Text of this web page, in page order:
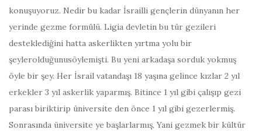
konuşuyoruz. Nedir bu kadar İsrailli gençlerin dünyanın her
yerinde gezme formülü. Ligia devletin bu tür gezileri
desteklediğini hatta askerlikten yırtma yolu bir
şeylerolduğunusöylemişti. Bu yeni arkadaşa sorduk yokmuş
öyle bir şey. Her İsrail vatandaşı 18 yaşına gelince kızlar 2 yıl
erkekler 3 yıl askerlik yaparmış. Bitince 1 yıl gibi çalışıp gezi
parası biriktirip üniversite den önce 1 yıl gibi gezerlermiş.
Sonrasında üniversite ye başlarlarmış. Yani gezmek bir kültür